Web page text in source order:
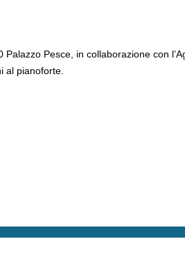
Pesce, in collaborazione con
al pianoforte.